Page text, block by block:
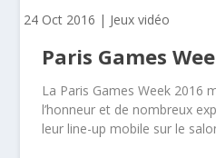
24 Oct 2016 | Jeux vidéo
Paris Games
La Paris Games Week 2016
l’honneur et de nombreux
leur line-up mobile sur le